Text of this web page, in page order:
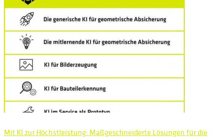
Mit KI zur Höchstleistung: Maßgeschneiderte Lösungen für die